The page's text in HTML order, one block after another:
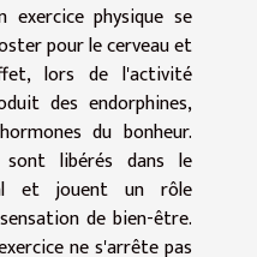
exercice physique se
pour le cerveau et
lors de l'activité
des endorphines,
du bonheur.
sont libérés dans le
et jouent un rôle
de bien-être.
ne s'arrête pas